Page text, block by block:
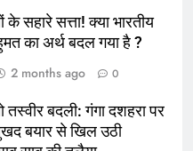
के सहारे सत्ता! क्या भारतीय
का अर्थ बदल गया है ?
2 months ago 0
बदली: गंगा दशहरा पर
बयार से खिल उठी